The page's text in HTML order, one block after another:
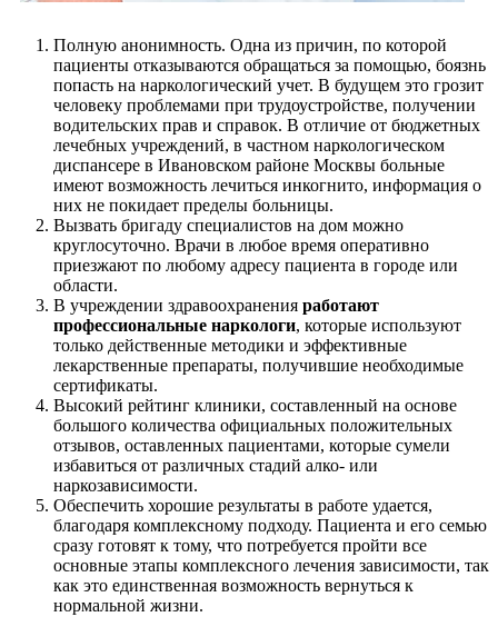
Полную анонимность. Одна из причин, по которой
пациенты отказываются обращаться за помощью, боязнь
попасть на наркологический учет. В будущем это грозит
человеку проблемами при трудоустройстве, получении
водительских прав и справок. В отличие от бюджетных
лечебных учреждений, в частном наркологическом
диспансере в Ивановском районе Москвы больные
имеют возможность лечиться инкогнито, информация о
них не покидает пределы больницы.
Вызвать бригаду специалистов на дом можно
круглосуточно. Врачи в любое время оперативно
приезжают по любому адресу пациента в городе или
области.
В учреждении здравоохранения работают
профессиональные наркологи, которые используют
только действенные методики и эффективные
лекарственные препараты, получившие необходимые
сертификаты.
Высокий рейтинг клиники, составленный на основе
большого количества официальных положительных
отзывов, оставленных пациентами, которые сумели
избавиться от различных стадий алко- или
наркозависимости.
Обеспечить хорошие результаты в работе удается,
благодаря комплексному подходу. Пациента и его семью
сразу готовят к тому, что потребуется пройти все
основные этапы комплексного лечения зависимости, так
как это единственная возможность вернуться к
нормальной жизни.